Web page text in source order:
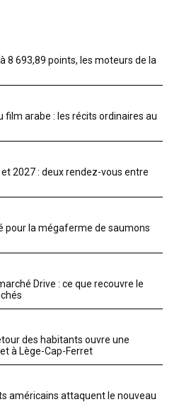
8 693,89 points, les moteurs de la
film arabe : les récits ordinaires au
2027 : deux rendez-vous entre
pour la mégaferme de saumons
Drive : ce que recouvre le
des habitants ouvre une
à Lège-Cap-Ferret
américains attaquent le nouveau